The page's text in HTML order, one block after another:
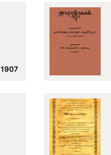
1907